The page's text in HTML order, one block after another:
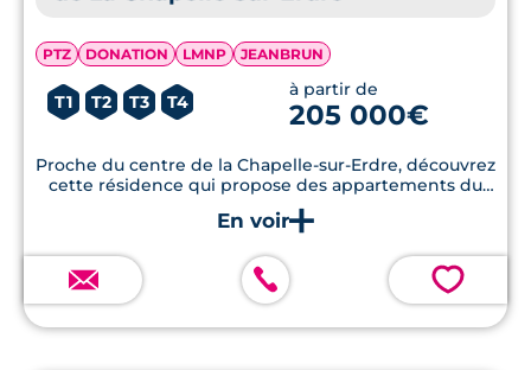
PTZ DONATION LMNP JEANBRUN
T1 T2 T3 T4
à partir de
205 000€
Proche du centre de la Chapelle-sur-Erdre, découvrez
cette résidence qui propose des appartements du
studio au T4, ainsi que des maisons T3 et T4.
💗